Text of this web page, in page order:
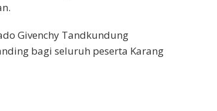
Givenchy Tandkundung
bagi seluruh peserta Karang